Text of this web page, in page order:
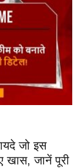
जो इस
खास, जानें पूरी